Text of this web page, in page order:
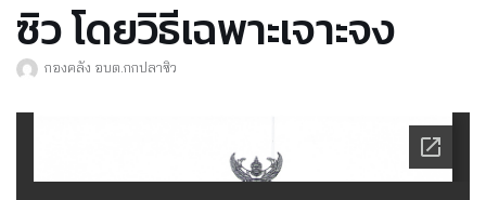
ซิว โดยวิธีเฉพาะเจาะจง
กองคลัง อบต.กกปลาซิว